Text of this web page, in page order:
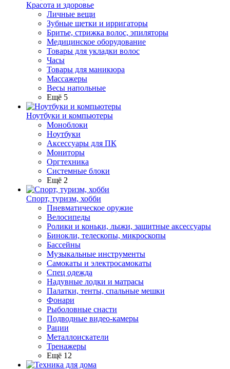
Красота и здоровье
Личные вещи
Зубные щетки и ирригаторы
Бритье, стрижка волос, эпиляторы
Медицинское оборудование
Товары для укладки волос
Часы
Товары для маникюра
Массажеры
Весы напольные
Ещё 5
Ноутбуки и компьютеры
Моноблоки
Ноутбуки
Аксессуары для ПК
Мониторы
Оргтехника
Системные блоки
Ещё 2
Спорт, туризм, хобби
Пневматическое оружие
Велосипеды
Ролики и коньки, лыжи, защитные аксессуары
Бинокли, телескопы, микроскопы
Бассейны
Музыкальные инструменты
Самокаты и электросамокаты
Спец одежда
Надувные лодки и матрасы
Палатки, тенты, спальные мешки
Фонари
Рыболовные снасти
Подводные видео-камеры
Рации
Металлоискатели
Тренажеры
Ещё 12